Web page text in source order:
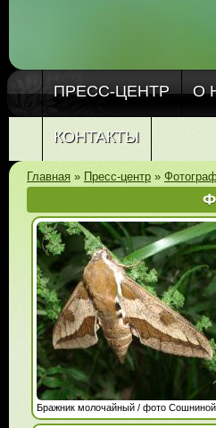
ПРЕСС-ЦЕНТР О
КОНТАКТЫ
Главная » Пресс-центр »
Бражник молочайный / фото Сошниной
В.П.